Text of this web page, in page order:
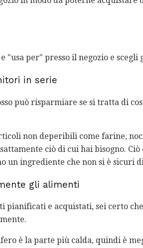
"usa per" presso il negozio e
in serie
può risparmiare se si tratta di
non deperibili come farine,
ciò di cui hai bisogno.
un ingrediente che non si è sicuri
gli alimenti
pianificati e acquistati, sei certo
è la parte più calda, quindi è